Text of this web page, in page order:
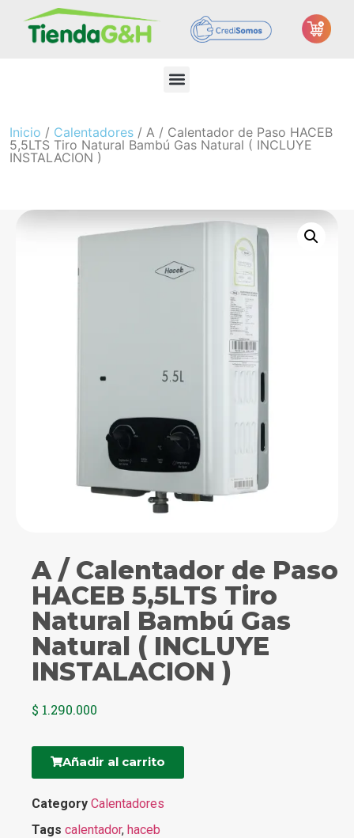
Inicio / Calentadores / A / Calentador de Paso HACEB
5,5LTS Tiro Natural Bambú Gas Natural ( INCLUYE
INSTALACION )
A / Calentador de Paso
HACEB 5,5LTS Tiro
Natural Bambú Gas
Natural ( INCLUYE
INSTALACION )
$ 1.290.000
Añadir al carrito
Category Calentadores
Tags calentador, haceb